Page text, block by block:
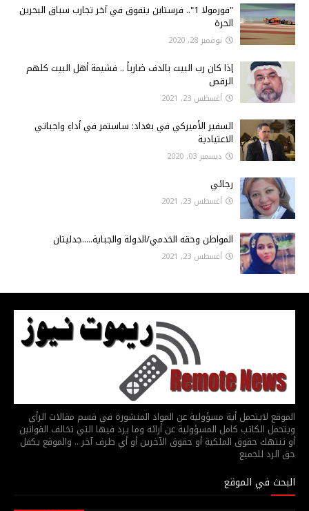
"فورمولا 1".. فرستابن يتفوق في آخر تجارب سباق البحرين
الحرة
نوفمبر 28, 2020
إذا كان رب البيت بالدف ضارباً .. فشيمة أهل البيت كلهم
الرقص
أغسطس 23, 2021
السفير الأميركي في بغداد: ساستمر في أداءِ واجباتي
الاعتيادية
ديسمبر 03, 2020
رجائي
أغسطس 23, 2021
المواطن وحقه الخدمي/الدولة والجباية.....جدليتان
أغسطس 23, 2021
الموقع لايتحمل أية مسؤولية عن المواد المنشورة في قسم مقالات الرأي
ويتحمل الكاتب كامل المسؤولية عن أرائه وما يرد فيها التي تخالف القوانين
أو تنتهك حقوق الملكية أو حقوق الآخرين أو أي طرف آخر .. والموقع يكفل
حق الرد للجميع
البحث في الموقع